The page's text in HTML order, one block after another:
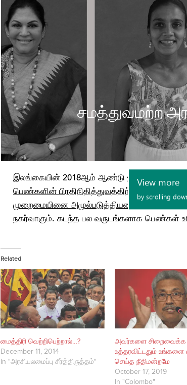
Related
மைத்திரி வெற்றிபெற்றால்…?
December 11, 2014
In "அரசியலமைப்பு சீர்த்திருத்தம்"
அவர்களை சிறைவைக்க
உத்தரவிட்டதும் உங்களை
செய்த நீதிமன்றமே
October 17, 2019
In "Colombo"